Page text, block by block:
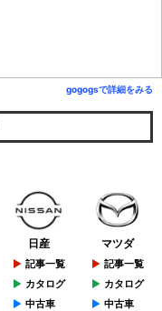
gogogsで詳細をみる
日産
記事一覧
カタログ
中古車
マツダ
記事一覧
カタログ
中古車